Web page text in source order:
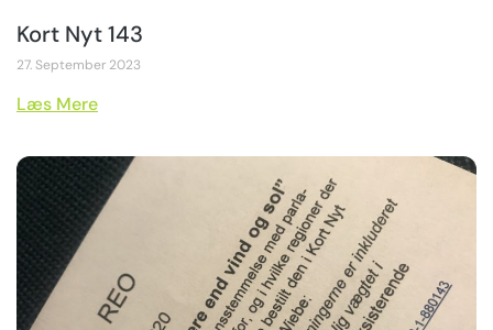
Kort Nyt 143
27. September 2023
Læs Mere